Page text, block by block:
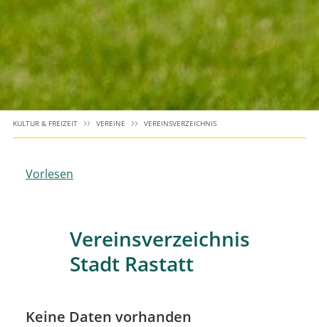
KULTUR & FREIZEIT VEREINE VEREINSVERZEICHNIS
Vorlesen
Vereinsverzeichnis
Stadt Rastatt
Keine Daten vorhanden